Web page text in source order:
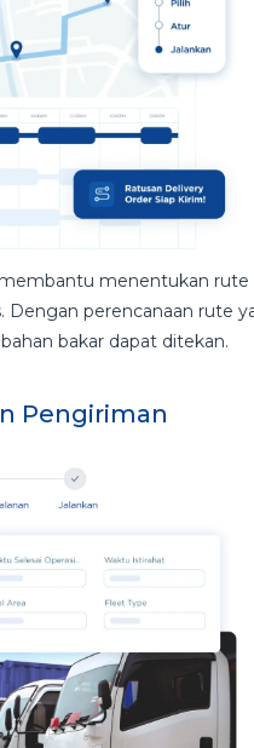
membantu menentukan rute
Dengan perencanaan rute
bakar dapat ditekan.
Pengiriman